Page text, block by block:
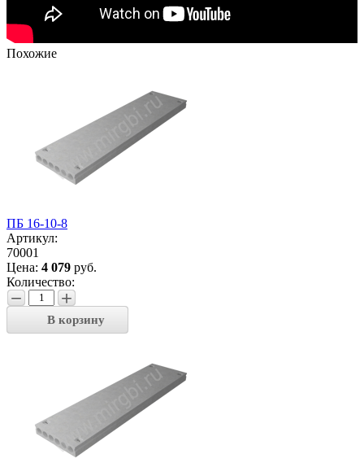
Похожие
ПБ 16-10-8
Артикул:
70001
Цена: 4 079 руб.
Количество:
− +
В корзину